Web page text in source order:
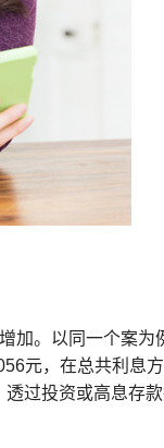
加。以同一个案为
元，在总共利息
过投资或高息存